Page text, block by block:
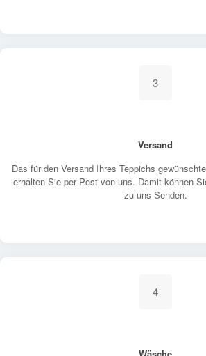
3
Versand
Das für den Versand Ihres Teppichs gewünschte
erhalten Sie per Post von uns. Damit können
zu uns Senden.
4
Wäsche